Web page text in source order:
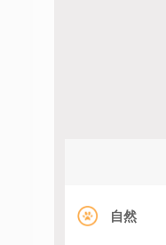
自然